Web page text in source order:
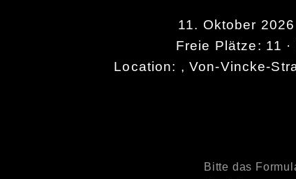
11. Oktober
Freie Plätze: 11
Location: , Von-Vincke-
Bitte das